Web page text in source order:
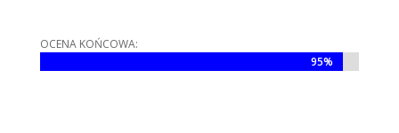
OCENA KOŃCOWA:
95%
95%